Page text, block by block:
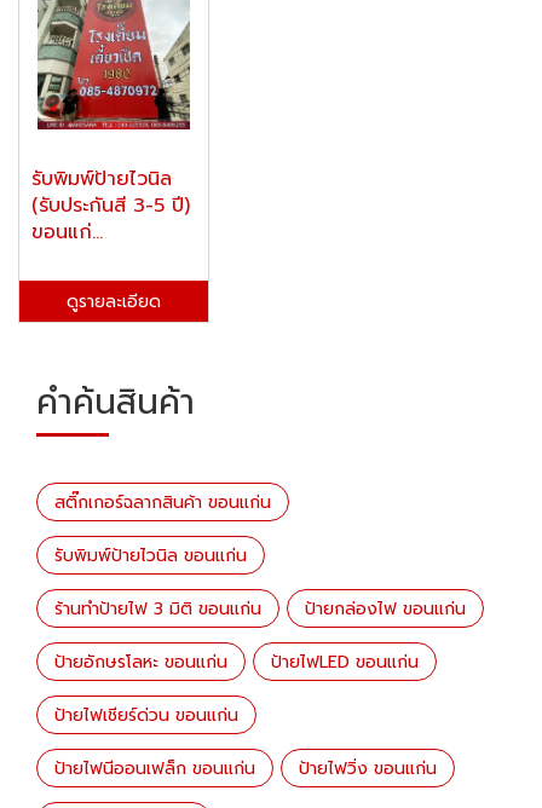
รับพิมพ์ป้ายไวนิล
(รับประกันสี 3-5 ปี)
ขอนแก่...
ดูรายละเอียด
คำค้นสินค้า
สติ๊กเกอร์ฉลากสินค้า ขอนแก่น
รับพิมพ์ป้ายไวนิล ขอนแก่น
ร้านทำป้ายไฟ 3 มิติ ขอนแก่น ป้ายกล่องไฟ ขอนแก่น
ป้ายอักษรโลหะ ขอนแก่น ป้ายไฟLED ขอนแก่น
ป้ายไฟเชียร์ด่วน ขอนแก่น
ป้ายไฟนีออนเฟล็ก ขอนแก่น ป้ายไฟวิ่ง ขอนแก่น